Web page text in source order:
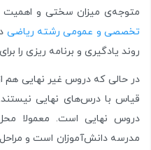
متوجه‌ی میزان سختی و
تخصصی و عمومی رشته ریاضی
روند یادگیری و برنامه ریزی را
در حالی که دروس غیر نهایی هم
قیاس با درس‌های نهایی
دروس نهایی است. معمولا محل
مدرسه دانش‌آموزان است و مراحل